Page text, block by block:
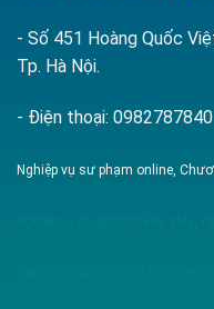
- Số 451 Hoàng Quốc
Tp. Hà Nội.
- Điện thoại: 0982787840
Nghiệp vụ sư phạm online,